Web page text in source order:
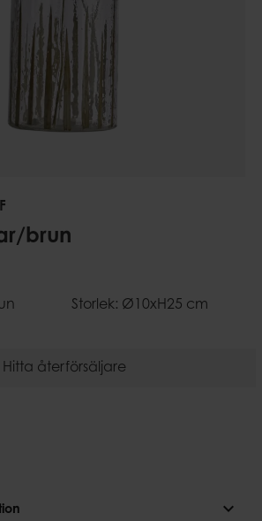
brun
Storlek: Ø10xH25 cm
Hitta återförsäljare
expand_more